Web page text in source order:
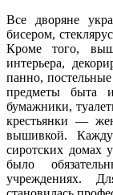
Все дворяне
бисером,
Кроме того,
интерьера,
панно,
предметы быта
бумажники,
крестьянки —
вышивкой.
сиротских домах
было
учреждениях.